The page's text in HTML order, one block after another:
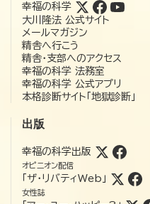
幸福の科学
大川隆法 公式サイト
メールマガジン
精舎へ行こう
精舎・支部へのアクセス
幸福の科学 法務室
幸福の科学 公式アプリ
本格診断サイト「地獄診断」
出版
幸福の科学出版
オピニオン配信
「ザ・リバティWeb」
女性誌